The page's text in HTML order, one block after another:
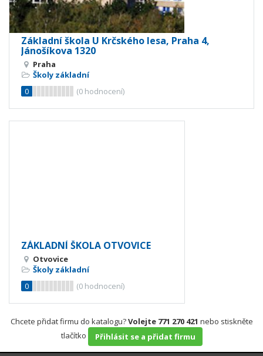
Základní škola U Krčského lesa, Praha 4,
Jánošíkova 1320
Praha
Školy základní
0
(0 hodnocení)
ZÁKLADNÍ ŠKOLA OTVOVICE
Otvovice
Školy základní
0
(0 hodnocení)
Chcete přidat firmu do katalogu?Volejte 771 270 421 nebo stiskněte
tlačítko
Přihlásit se a přidat firmu